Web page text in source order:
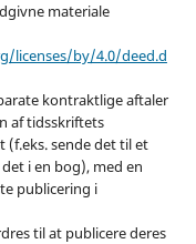
materiale
licenses/by/4.0/deed.d
kontraktlige aftaler
af tidsskriftets
(f.eks. sende det til et
i en bog), med en
publicering i
til at publicere deres